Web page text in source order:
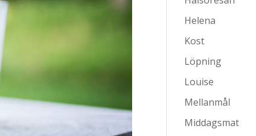
Helena
Kost
Löpning
Louise
Mellanmål
Middagsmat